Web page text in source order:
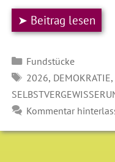
➤ Beitrag lesen
Kategorien
Fundstücke
SCHLAGWÖRTER
2026, DEMOKRATIE,
Kommentar